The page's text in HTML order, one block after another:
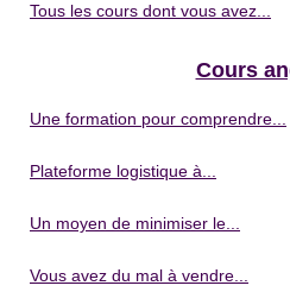
Tous les cours dont vous avez...
Cours
Une formation pour comprendre...
Plateforme logistique à...
Un moyen de minimiser le...
Vous avez du mal à vendre...